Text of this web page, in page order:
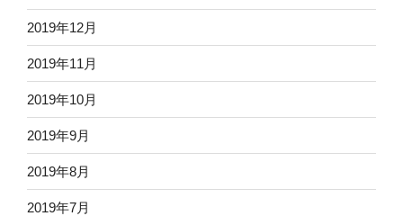
2019年12月
2019年11月
2019年10月
2019年9月
2019年8月
2019年7月